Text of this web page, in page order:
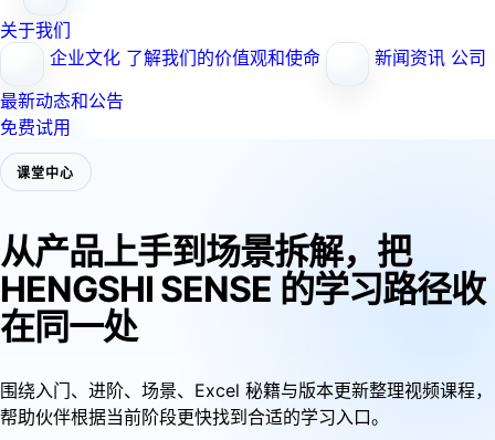
关于我们
企业文化 了解我们的价值观和使命 新闻资讯 公司
最新动态和公告
免费试用
课堂中心
从产品上手到场景拆解，把
HENGSHI SENSE 的学习路径收
在同一处
围绕入门、进阶、场景、Excel 秘籍与版本更新整理视频课程，
帮助伙伴根据当前阶段更快找到合适的学习入口。